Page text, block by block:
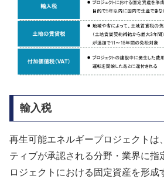
輸入税
再生可能エネルギープロジェクトは
ティブが承認される分野・業界に指
ロジェクトにおける固定資産を形成